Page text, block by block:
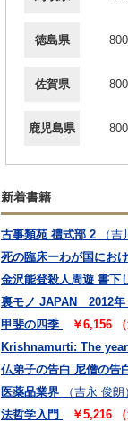
徳島県
佐賀県
鹿児島県
新着書籍
古事類苑 禮式部 2 （吉
死の臨床ーわが国にお
金沢能登殺人周遊 書下
裏モノ JAPAN 2012
甲斐の四季
￥6,156
Krishnamurti: The
仏弟子の告白 尼僧の告
医薬品業界
（吉永 俊朗
法哲学入門
￥5,216